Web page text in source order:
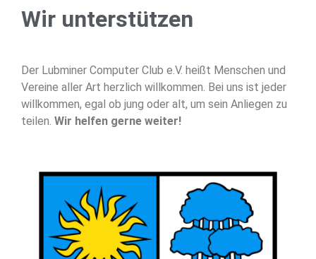
Wir unterstützen
Der Lubminer Computer Club e.V. heißt Menschen und
Vereine aller Art herzlich willkommen. Bei uns ist jeder
willkommen, egal ob jung oder alt, um sein Anliegen zu
teilen. Wir helfen gerne weiter!